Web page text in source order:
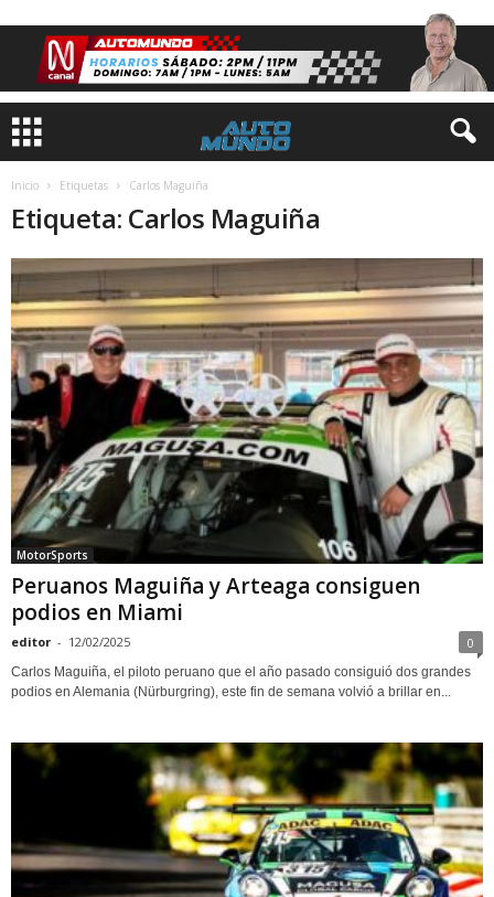
Inicio Etiquetas Carlos Maguiña
Etiqueta: Carlos Maguiña
MotorSports
Peruanos Maguiña y Arteaga consiguen
podios en Miami
editor - 12/02/2025 0
Carlos Maguiña, el piloto peruano que el año pasado consiguió dos grandes
podios en Alemania (Nürburgring), este fin de semana volvió a brillar en...